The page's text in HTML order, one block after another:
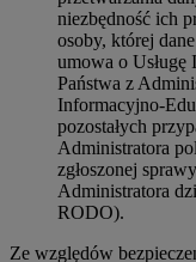
niezbędność ich
osoby, której
umowa o
Państwa z
Informacyjno-
pozostałych
Administratora
zgłoszonej
Administratora
RODO).
Ze względów